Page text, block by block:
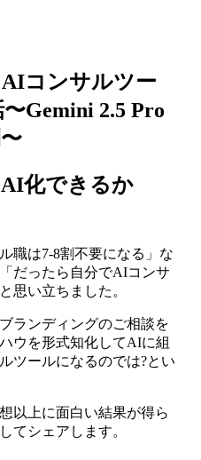
AIコンサルツー
Gemini 2.5 Pro
AI化できるか
職は7-8割不要になる」な
だったら自分でAIコンサ
思い立ちました。
ランディングのご相談を
ウを形式知化してAIに組
ツールになるのでは?とい
以上に面白い結果が得ら
てシェアします。